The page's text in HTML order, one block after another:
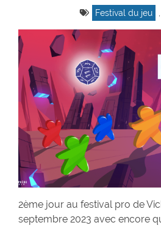
Festival du jeu ,
2ème jour au festival pro de
septembre 2023 avec encore